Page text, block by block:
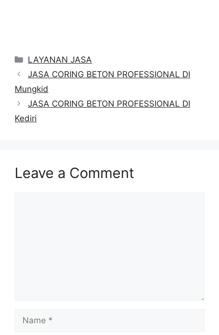
Categories
LAYANAN JASA
JASA CORING BETON PROFESSIONAL DI
Mungkid
JASA CORING BETON PROFESSIONAL DI
Kediri
Leave a Comment
Name